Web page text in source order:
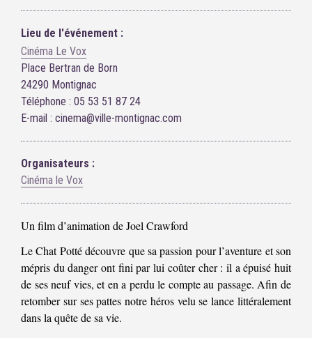
Lieu de l'événement :
Cinéma Le Vox
Place Bertran de Born
24290 Montignac
Téléphone : 05 53 51 87 24
E-mail : cinema@ville-montignac.com
Organisateurs :
Cinéma le Vox
Un film d’animation de Joel Crawford
Le Chat Potté découvre que sa passion pour l’aventure et son
mépris du danger ont fini par lui coûter cher : il a épuisé huit
de ses neuf vies, et en a perdu le compte au passage. Afin de
retomber sur ses pattes notre héros velu se lance littéralement
dans la quête de sa vie.